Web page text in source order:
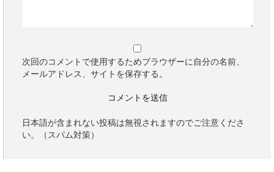
次回のコメントで使用するためブラウザーに自分の名前、
メールアドレス、サイトを保存する。
日本語が含まれない投稿は無視されますのでご注意くださ
い。（スパム対策）